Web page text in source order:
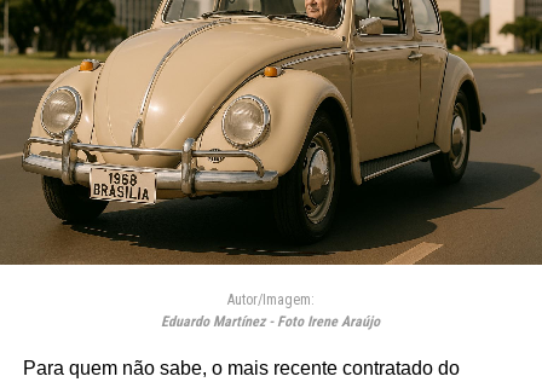
Autor/Imagem:
Eduardo Martínez - Foto Irene Araújo
Para quem não sabe, o mais recente contratado do